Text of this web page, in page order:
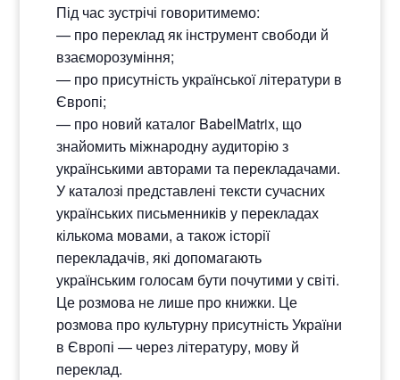
Під час зустрічі говоритимемо:
— про переклад як інструмент свободи й
взаєморозуміння;
— про присутність української літератури в
Європі;
— про новий каталог BabelMatrix, що
знайомить міжнародну аудиторію з
українськими авторами та перекладачами.
У каталозі представлені тексти сучасних
українських письменників у перекладах
кількома мовами, а також історії
перекладачів, які допомагають
українським голосам бути почутими у світі.
Це розмова не лише про книжки. Це
розмова про культурну присутність України
в Європі — через літературу, мову й
переклад.